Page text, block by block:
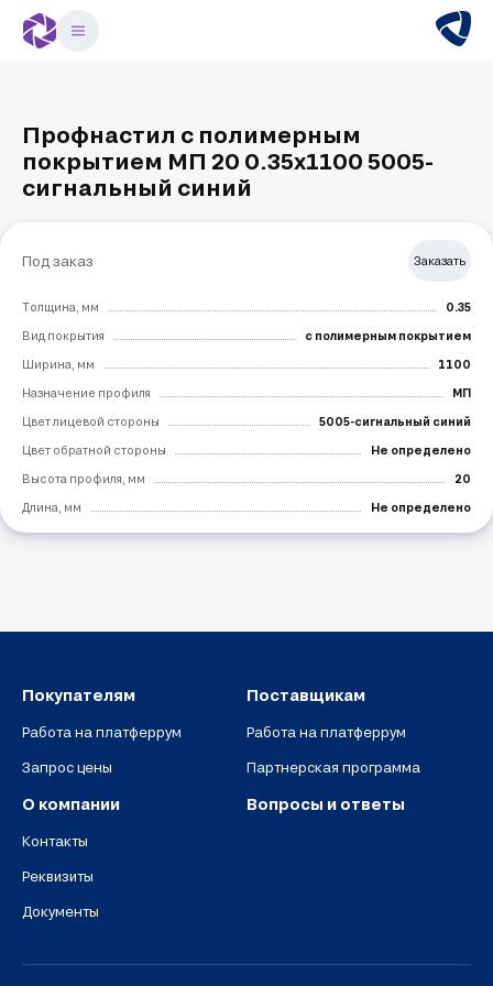
Профнастил с полимерным
покрытием МП 20 0.35х1100 5005-
сигнальный синий
Под заказ Заказать
Толщина, мм 0.35
Вид покрытия с полимерным покрытием
Ширина, мм 1100
Назначение профиля МП
Цвет лицевой стороны 5005-сигнальный синий
Цвет обратной стороны Не определено
Высота профиля, мм 20
Длина, мм Не определено
Покупателям
Работа на платферрум
Запрос цены
Поставщикам
Работа на платферрум
Партнерская программа
О компании
Контакты
Реквизиты
Документы
Вопросы и ответы